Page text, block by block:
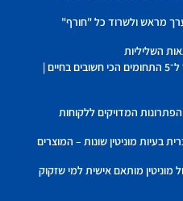
מראש ולשרוד כל "חורף"
השליליות
ניהול מוניטין ברשת – איך זה מחובר ל־5 התחומים הכי חשובים בחיים |
הפתרונות המדויקים ללקוחות
הברית בעיות מוניטין שונות – המוצרים
מותאם אישית למי שזקוק